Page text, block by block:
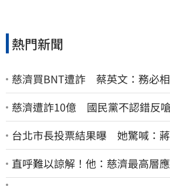
熱門新聞
慈濟買BNT遭詐 蔡英文：務必
慈濟遭詐10億 國民黨不認錯反
台北市長投票結果曝 她驚喊：
直呼難以諒解！他：慈濟最高層